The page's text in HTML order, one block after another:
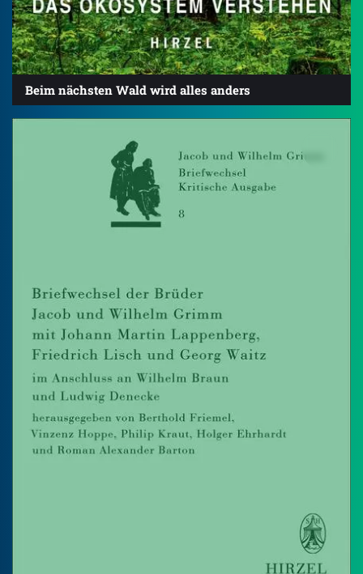
Beim nächsten Wald wird alles anders